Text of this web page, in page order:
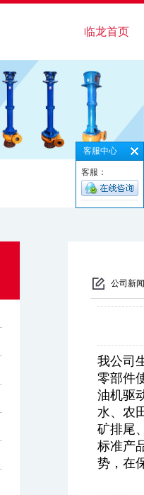
临龙首页
公司新闻
我公司
零部件
油机驱
水、农
矿排尾
标准产
势，在
客服中心
客服：